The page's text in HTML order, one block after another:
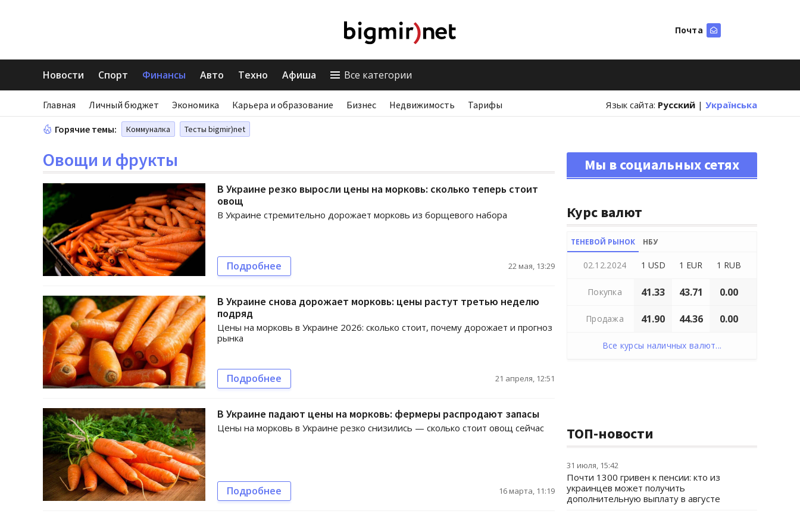
Почта
Новости Спорт Финансы Авто Техно Афиша Все категории
Главная Личный бюджет Экономика Карьера и образование Бизнес Недвижимость Тарифы Язык сайта: Русский | Українська
Горячие темы: Коммуналка Тесты bigmir)net
Овощи и фрукты
В Украине резко выросли цены на морковь: сколько теперь стоит
овощ
В Украине стремительно дорожает морковь из борщевого набора
Подробнее 22 мая, 13:29
В Украине снова дорожает морковь: цены растут третью неделю
подряд
Цены на морковь в Украине 2026: сколько стоит, почему дорожает и прогноз
рынка
Подробнее 21 апреля, 12:51
В Украине падают цены на морковь: фермеры распродают запасы
Цены на морковь в Украине резко снизились — сколько стоит овощ сейчас
Подробнее 16 марта, 11:19
Мы в социальных сетях
Курс валют
ТЕНЕВОЙ РЫНОК НБУ
02.12.2024 1 USD 1 EUR 1 RUB
Покупка 41.33 43.71 0.00
Продажа 41.90 44.36 0.00
Все курсы наличных валют...
ТОП-новости
31 июля, 15:42
Почти 1300 гривен к пенсии: кто из
украинцев может получить
дополнительную выплату в августе